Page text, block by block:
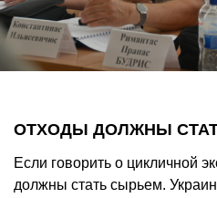
ОТХОДЫ ДОЛЖНЫ
Если говорить о цикличной
должны стать сырьем.